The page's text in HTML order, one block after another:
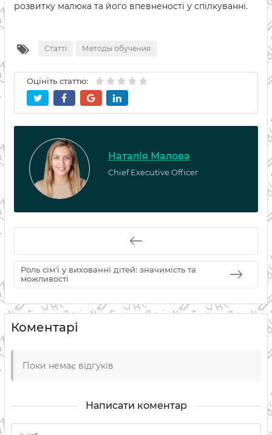
розвитку малюка та його впевненості у спілкуванні.
Статті Методы обучения
Оцініть статтю:
Наталія Малова
Chief Executive Officer
Роль сім'ї у вихованні дітей: значимість та
можливості
Коментарі
Поки немає відгуків
Написати коментар